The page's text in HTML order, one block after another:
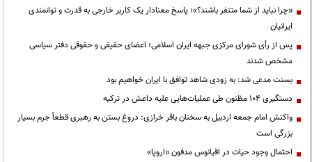
«چرا نباید از شما متنفر باشند؟»؛ پاسخ معنادار یک کاربر خارجی به قدرت و توانمندی
ایرانیان
پس از رأی شورای مرکزی جبهه ایران اسلامی؛ اعضای حقیقی و حقوقی دفتر سیاسی
مشخص شدند
بسنت مدعی شد: به زودی شاهد توافق با ایران خواهیم بود
دستگیری ۱۰۴ مظنون طی عملیات‌هایی علیه داعش در ترکیه
واکنش امام جمعه اردبیل به سخنان باقر خرازی: دروغ بستن به رهبری قطعاً جرم بسیار
بزرگی است
احتمال وجود حیات در اقیانوس مدفون «اروپا»